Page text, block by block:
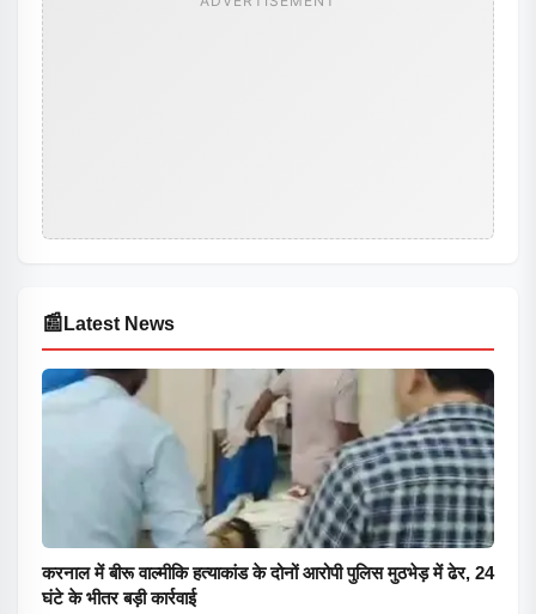
📰 Latest News
करनाल में बीरू वाल्मीकि हत्याकांड के दोनों आरोपी पुलिस मुठभेड़ में ढेर, 24
घंटे के भीतर बड़ी कार्रवाई